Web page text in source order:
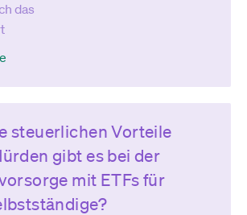
das
steuerlichen Vorteile
gibt es bei der
mit ETFs für